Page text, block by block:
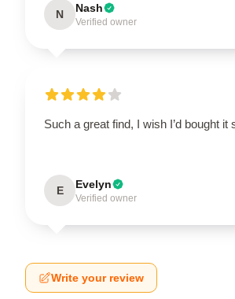
N Nash
Verified owner
Such a great find, I wish I’d bought it
E Evelyn
Verified owner
Write your review